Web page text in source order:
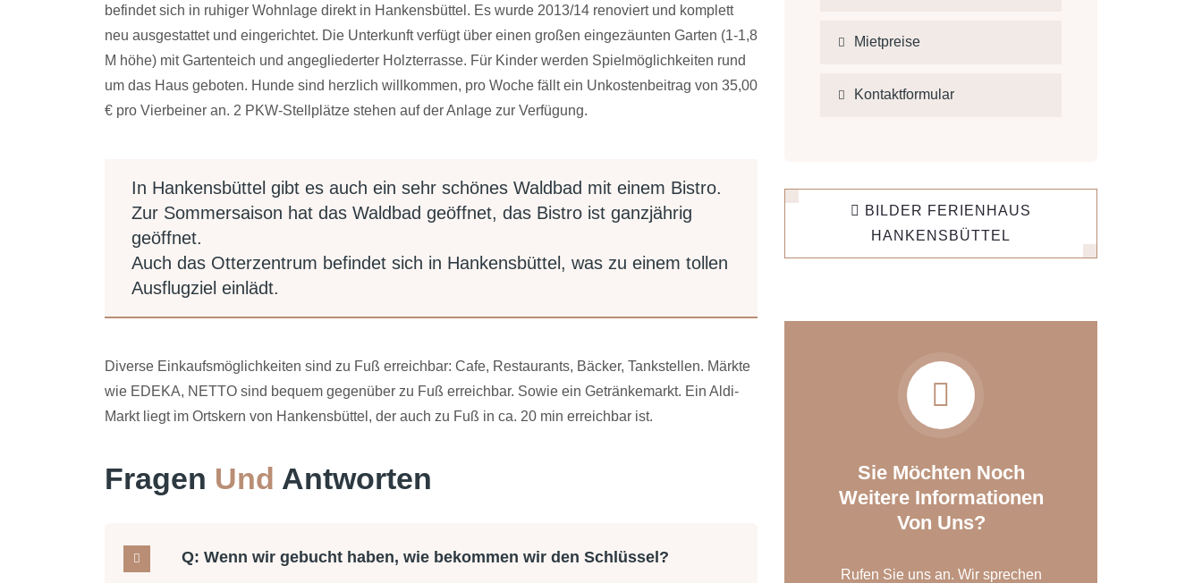
befindet sich in ruhiger Wohnlage direkt in Hankensbüttel. Es wurde 2013/14 renoviert und komplett
neu ausgestattet und eingerichtet. Die Unterkunft verfügt über einen großen eingezäunten Garten (1-1,8
M höhe) mit Gartenteich und angegliederter Holzterrasse. Für Kinder werden Spielmöglichkeiten rund
um das Haus geboten. Hunde sind herzlich willkommen, pro Woche fällt ein Unkostenbeitrag von 35,00
€ pro Vierbeiner an. 2 PKW-Stellplätze stehen auf der Anlage zur Verfügung.
In Hankensbüttel gibt es auch ein sehr schönes Waldbad mit einem Bistro.
Zur Sommersaison hat das Waldbad geöffnet, das Bistro ist ganzjährig
geöffnet.
Auch das Otterzentrum befindet sich in Hankensbüttel, was zu einem tollen
Ausflugziel einlädt.
Diverse Einkaufsmöglichkeiten sind zu Fuß erreichbar: Cafe, Restaurants, Bäcker, Tankstellen. Märkte
wie EDEKA, NETTO sind bequem gegenüber zu Fuß erreichbar. Sowie ein Getränkemarkt. Ein Aldi-
Markt liegt im Ortskern von Hankensbüttel, der auch zu Fuß in ca. 20 min erreichbar ist.
Fragen Und Antworten
Q: Wenn wir gebucht haben, wie bekommen wir den Schlüssel?
Mietpreise
Kontaktformular
BILDER FERIENHAUS
HANKENSBÜTTEL
Sie Möchten Noch
Weitere Informationen
Von Uns?
Rufen Sie uns an. Wir sprechen